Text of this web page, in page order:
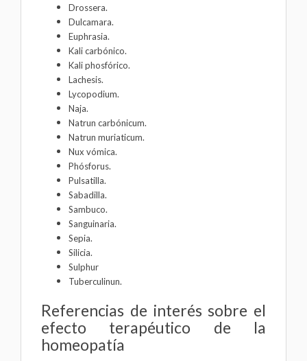
Drossera.
Dulcamara.
Euphrasia.
Kali carbónico.
Kali phosfórico.
Lachesis.
Lycopodium.
Naja.
Natrun carbónicum.
Natrun muriaticum.
Nux vómica.
Phósforus.
Pulsatilla.
Sabadilla.
Sambuco.
Sanguinaria.
Sepia.
Silicia.
Sulphur
Tuberculinun.
Referencias de interés sobre el
efecto terapéutico de la
homeopatía